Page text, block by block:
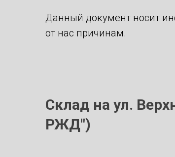
Данный документ носит
от нас причинам.
Склад на ул.
РЖД")